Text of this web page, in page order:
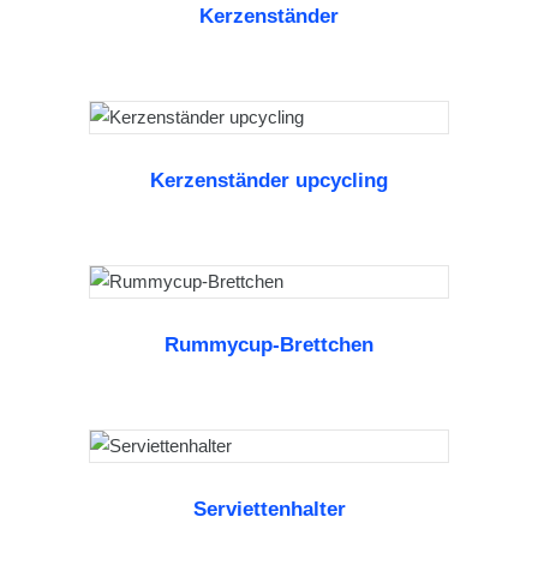
WEITERLESEN
Kerzenständer
WEITERLESEN
Kerzenständer upcycling
WEITERLESEN
Rummycup-Brettchen
WEITERLESEN
Serviettenhalter